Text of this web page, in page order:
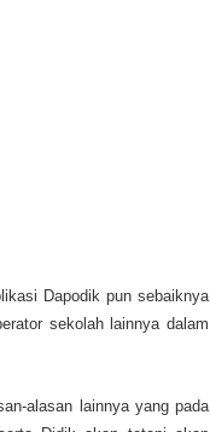
Dapodik pun sebaiknya
sekolah lainnya dalam
alasan lainnya yang pada